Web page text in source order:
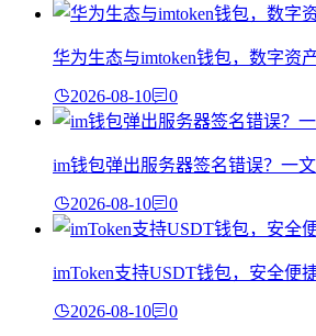
华为生态与imtoken钱包，数字资
2026-08-10 0
im钱包弹出服务器签名错误？一
2026-08-10 0
imToken支持USDT钱包，安全便
2026-08-10 0